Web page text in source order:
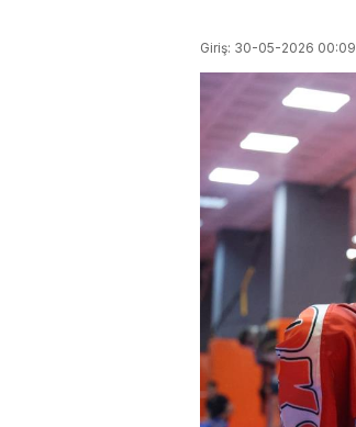
Giriş: 30-05-2026 00:09